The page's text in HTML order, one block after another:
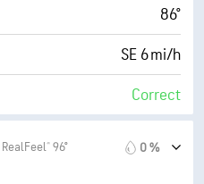
86°
SE 6 mi/h
Correct
RealFeel® 96° 0 %